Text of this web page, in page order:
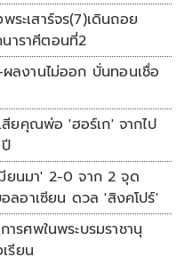
ะเสาร์จร(7)เดินถอย
าราศีตอนที่2
ลงานไม่ออก บั่นทอนเชื่อ
ยคุณพ่อ 'ฮอร์เก' จากไป
ยนมา' 2-0 จาก 2 จุด
ลอาเซียน ดวล 'สิงคโปร์'
รศพในพระบรมราชานุ
รียน